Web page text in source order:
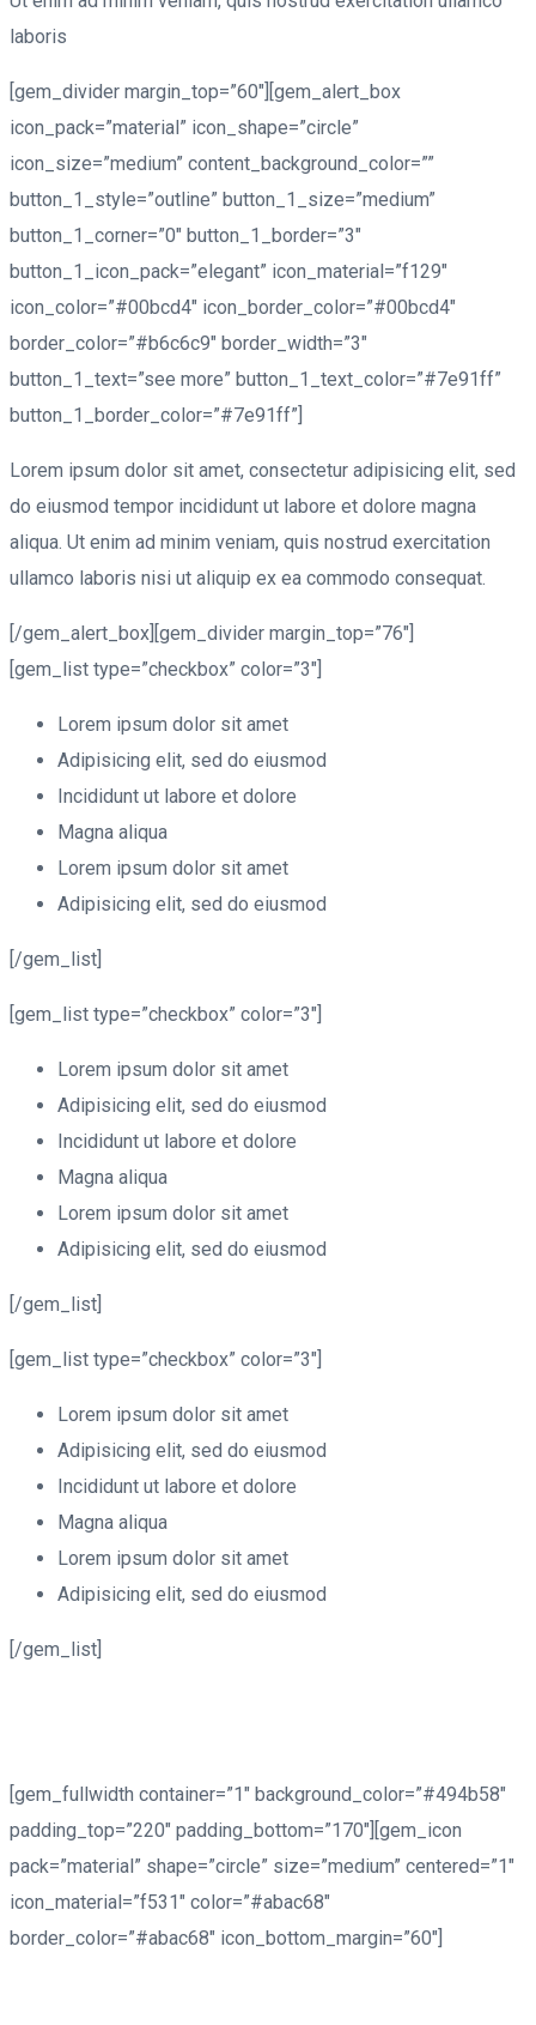
laboris
[gem_divider margin_top=”60″][gem_alert_box
icon_pack=”material” icon_shape=”circle”
icon_size=”medium” content_background_color=””
button_1_style=”outline” button_1_size=”medium”
button_1_corner=”0″ button_1_border=”3″
button_1_icon_pack=”elegant” icon_material=”f129″
icon_color=”#00bcd4″ icon_border_color=”#00bcd4″
border_color=”#b6c6c9″ border_width=”3″
button_1_text=”see more” button_1_text_color=”#7e91ff”
button_1_border_color=”#7e91ff”]
Lorem ipsum dolor sit amet, consectetur adipisicing elit, sed
do eiusmod tempor incididunt ut labore et dolore magna
aliqua. Ut enim ad minim veniam, quis nostrud exercitation
ullamco laboris nisi ut aliquip ex ea commodo consequat.
[/gem_alert_box][gem_divider margin_top=”76″]
[gem_list type=”checkbox” color=”3″]
Lorem ipsum dolor sit amet
Adipisicing elit, sed do eiusmod
Incididunt ut labore et dolore
Magna aliqua
Lorem ipsum dolor sit amet
Adipisicing elit, sed do eiusmod
[/gem_list]
[gem_list type=”checkbox” color=”3″]
Lorem ipsum dolor sit amet
Adipisicing elit, sed do eiusmod
Incididunt ut labore et dolore
Magna aliqua
Lorem ipsum dolor sit amet
Adipisicing elit, sed do eiusmod
[/gem_list]
[gem_list type=”checkbox” color=”3″]
Lorem ipsum dolor sit amet
Adipisicing elit, sed do eiusmod
Incididunt ut labore et dolore
Magna aliqua
Lorem ipsum dolor sit amet
Adipisicing elit, sed do eiusmod
[/gem_list]
[gem_fullwidth container=”1″ background_color=”#494b58″
padding_top=”220″ padding_bottom=”170″][gem_icon
pack=”material” shape=”circle” size=”medium” centered=”1″
icon_material=”f531″ color=”#abac68″
border_color=”#abac68″ icon_bottom_margin=”60″]